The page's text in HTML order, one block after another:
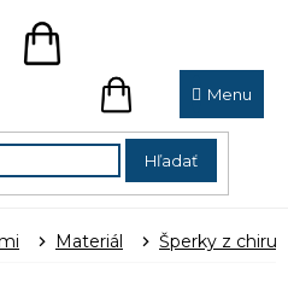
Hľadať
NÁKUPNÝ
NÁKUPNÝ
KOŠÍK
Materiál Šperky z